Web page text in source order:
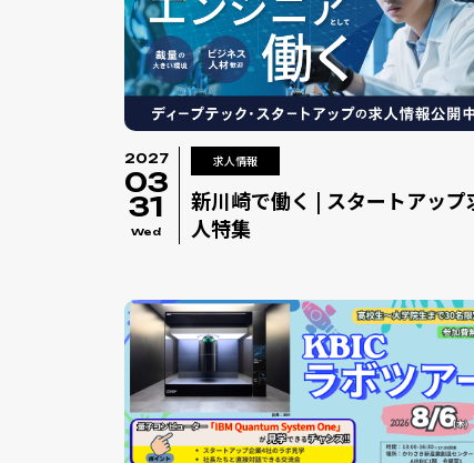
2027
03
31
Wed
求人情報
新川崎で働く | スタートアップ
人特集